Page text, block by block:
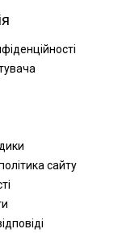
сайту